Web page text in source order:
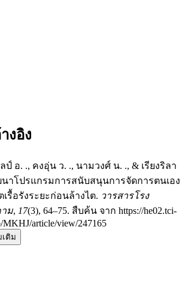
งอิง
อ. ., คงอุ่น ว. ., นามวงศ์ น. ., & เรียงริลา
นาโปรแกรมการสนับสนุนการจัดการตนเอง
รื้อรังระยะก่อนล้างไต. วารสารโรง
ม, 17(3), 64–75. สืบค้น จาก https://he02.tci-
MKHJ/article/view/247165
เติม